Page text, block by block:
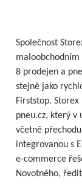
Společnost
maloobchodním
8 prodejen a
stejně jako
Firststop.
pneu.cz, který v
včetně
integrovanou s
e-commerce
Novotného,